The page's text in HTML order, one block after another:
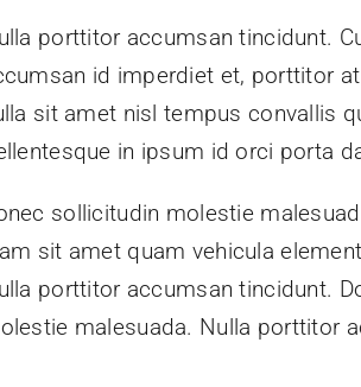
porttitor accumsan tincidunt.
id imperdiet et, porttitor
sit amet nisl tempus convallis
in ipsum id orci porta
sollicitudin molestie
sit amet quam vehicula
porttitor accumsan tincidunt.
malesuada. Nulla porttitor